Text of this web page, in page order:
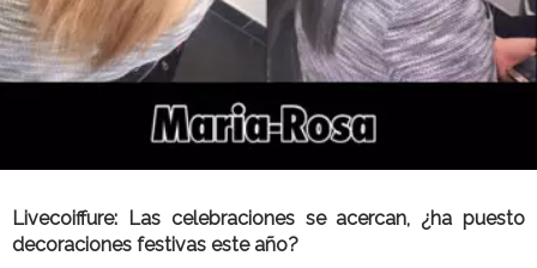
Livecoiffure: Las celebraciones se acercan, ¿ha puesto
decoraciones festivas este año?